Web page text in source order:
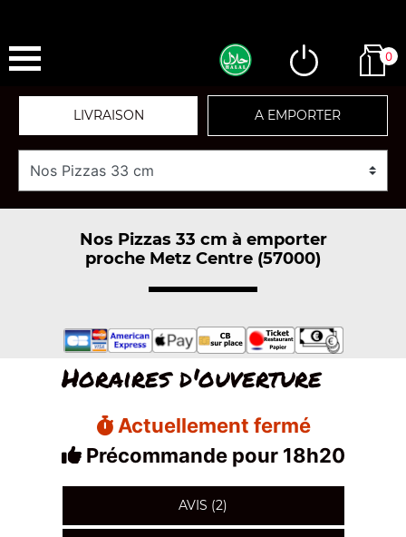
0
LIVRAISON A EMPORTER
Nos Pizzas 33 cm à emporter
proche Metz Centre (57000)
Horaires d'ouverture
Actuellement fermé
Précommande pour 18h20
AVIS (2)